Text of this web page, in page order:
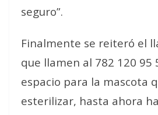
seguro”.
Finalmente se reiteró el
que llamen al 782 120 95
espacio para la mascota
esterilizar, hasta ahora